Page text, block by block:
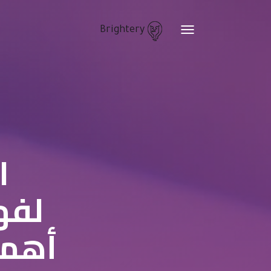
Toggle
navigation
Brightery